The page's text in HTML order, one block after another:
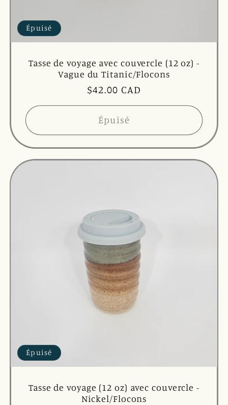
Épuisé
Tasse de voyage avec couvercle (12 oz) -
Vague du Titanic/Flocons
Prix
habituel
$42.00 CAD
Épuisé
Épuisé
Tasse de voyage (12 oz) avec couvercle -
Nickel/Flocons